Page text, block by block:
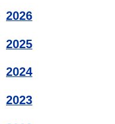
2026
2025
2024
2023